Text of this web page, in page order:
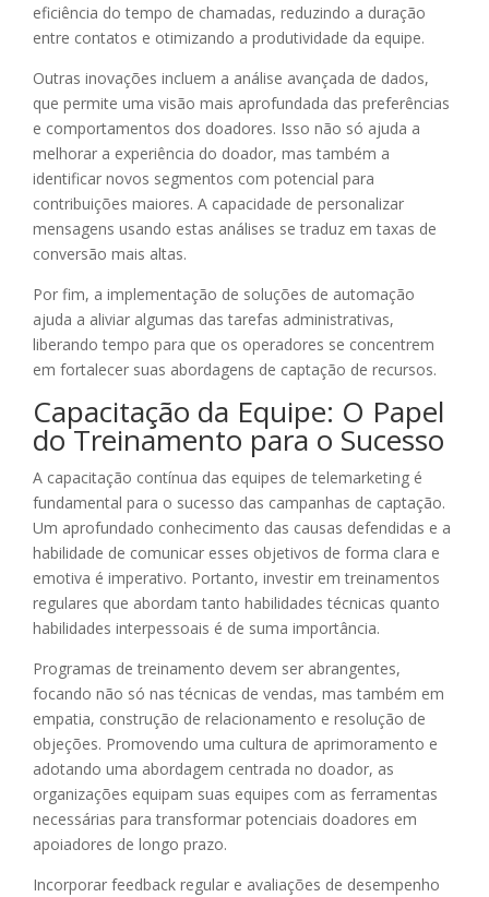
eficiência do tempo de chamadas, reduzindo a duração
entre contatos e otimizando a produtividade da equipe.
Outras inovações incluem a análise avançada de dados,
que permite uma visão mais aprofundada das preferências
e comportamentos dos doadores. Isso não só ajuda a
melhorar a experiência do doador, mas também a
identificar novos segmentos com potencial para
contribuições maiores. A capacidade de personalizar
mensagens usando estas análises se traduz em taxas de
conversão mais altas.
Por fim, a implementação de soluções de automação
ajuda a aliviar algumas das tarefas administrativas,
liberando tempo para que os operadores se concentrem
em fortalecer suas abordagens de captação de recursos.
Capacitação da Equipe: O Papel
do Treinamento para o Sucesso
A capacitação contínua das equipes de telemarketing é
fundamental para o sucesso das campanhas de captação.
Um aprofundado conhecimento das causas defendidas e a
habilidade de comunicar esses objetivos de forma clara e
emotiva é imperativo. Portanto, investir em treinamentos
regulares que abordam tanto habilidades técnicas quanto
habilidades interpessoais é de suma importância.
Programas de treinamento devem ser abrangentes,
focando não só nas técnicas de vendas, mas também em
empatia, construção de relacionamento e resolução de
objeções. Promovendo uma cultura de aprimoramento e
adotando uma abordagem centrada no doador, as
organizações equipam suas equipes com as ferramentas
necessárias para transformar potenciais doadores em
apoiadores de longo prazo.
Incorporar feedback regular e avaliações de desempenho